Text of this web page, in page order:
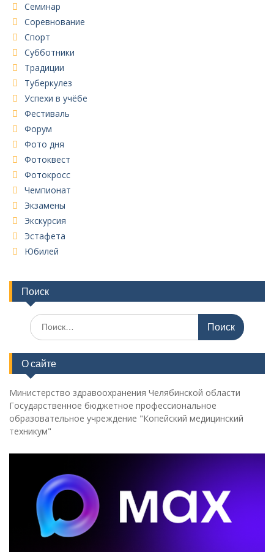
Семинар
Соревнование
Спорт
Субботники
Традиции
Туберкулез
Успехи в учёбе
Фестиваль
Форум
Фото дня
Фотоквест
Фотокросс
Чемпионат
Экзамены
Экскурсия
Эстафета
Юбилей
Поиск
Поиск
по:
О сайте
Министерство здравоохранения Челябинской области
Государственное бюджетное профессиональное
образовательное учреждение "Копейский медицинский
техникум"